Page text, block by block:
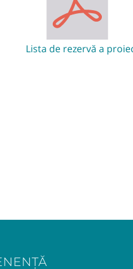
Lista de rezervă a